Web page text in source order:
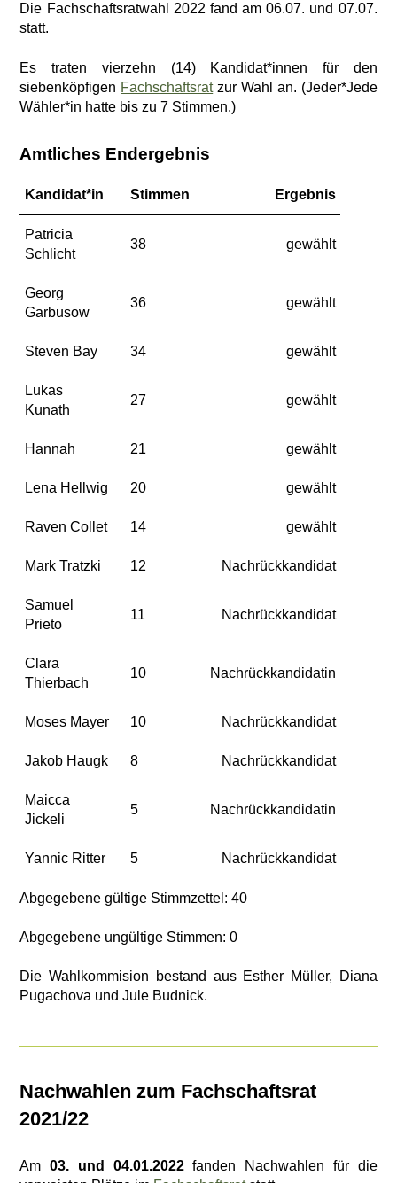
Die Fachschaftsratwahl 2022 fand am 06.07. und 07.07.
statt.
Es traten vierzehn (14) Kandidat*innen für den
siebenköpfigen Fachschaftsratzur Wahl an. (Jeder*Jede
Wähler*in hatte bis zu 7 Stimmen.)
Amtliches Endergebnis
Kandidat*in Stimmen Ergebnis
Patricia
Schlicht
38 gewählt
Georg
Garbusow
36 gewählt
Steven Bay 34 gewählt
Lukas
Kunath
27 gewählt
Hannah 21 gewählt
Lena Hellwig 20 gewählt
Raven Collet 14 gewählt
Mark Tratzki 12 Nachrückkandidat
Samuel
Prieto
11 Nachrückkandidat
Clara
Thierbach
10 Nachrückkandidatin
Moses Mayer 10 Nachrückkandidat
Jakob Haugk 8 Nachrückkandidat
Maicca
Jickeli
5 Nachrückkandidatin
Yannic Ritter 5 Nachrückkandidat
Abgegebene gültige Stimmzettel: 40
Abgegebene ungültige Stimmen: 0
Die Wahlkommision bestand aus Esther Müller, Diana
Pugachova und Jule Budnick.
Nachwahlen zum Fachschaftsrat
2021/22
Am03. und 04.01.2022fanden Nachwahlen für die